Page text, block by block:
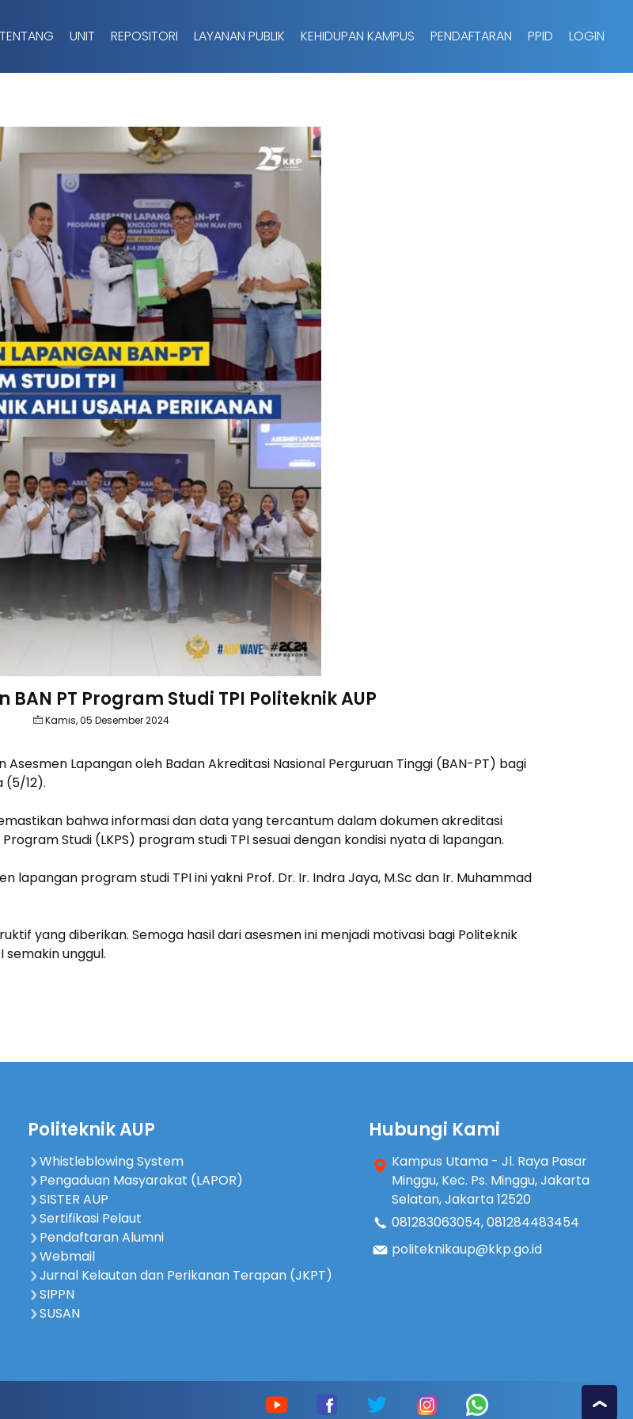
TENTANG UNIT REPOSITORI LAYANAN PUBLIK KEHIDUPAN KAMPUS PENDAFTARAN PPID LOGIN
PT Program Studi TPI Politeknik AUP
Kamis, 05 Desember 2024
Lapangan oleh Badan Akreditasi Nasional Perguruan Tinggi (BAN-PT) bagi
(5/12).
bahwa informasi dan data yang tercantum dalam dokumen akreditasi
Studi (LKPS) program studi TPI sesuai dengan kondisi nyata di lapangan.
lapangan program studi TPI ini yakni Prof. Dr. Ir. Indra Jaya, M.Sc dan Ir. Muhammad
yang diberikan. Semoga hasil dari asesmen ini menjadi motivasi bagi Politeknik
unggul.
Politeknik AUP
Whistleblowing System
Pengaduan Masyarakat (LAPOR)
SISTER AUP
Sertifikasi Pelaut
Pendaftaran Alumni
Webmail
Jurnal Kelautan dan Perikanan Terapan (JKPT)
SIPPN
SUSAN
Hubungi Kami
Kampus Utama - Jl. Raya Pasar
Minggu, Kec. Ps. Minggu, Jakarta
Selatan, Jakarta 12520
081283063054,081284483454
politeknikaup@kkp.go.id